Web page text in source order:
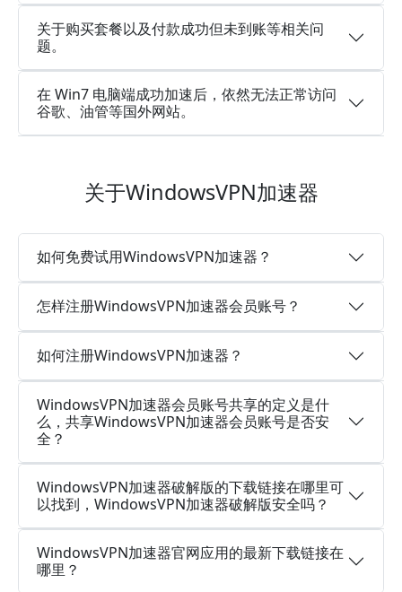
关于购买套餐以及付款成功但未到账等相关问
题。
在 Win7 电脑端成功加速后，依然无法正常访问
谷歌、油管等国外网站。
关于WindowsVPN加速器
如何免费试用WindowsVPN加速器？
怎样注册WindowsVPN加速器会员账号？
如何注册WindowsVPN加速器？
WindowsVPN加速器会员账号共享的定义是什
么，共享WindowsVPN加速器会员账号是否安
全？
WindowsVPN加速器破解版的下载链接在哪里可
以找到，WindowsVPN加速器破解版安全吗？
WindowsVPN加速器官网应用的最新下载链接在
哪里？